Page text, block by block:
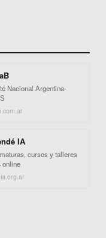
Nacional Argentina-
IA
cursos y talleres
online